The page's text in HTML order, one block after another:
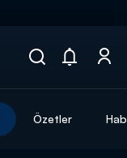
Özetler